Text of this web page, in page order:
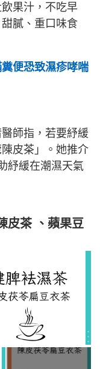
果汁，不吃早
膩、重口味食
便恐致濕疹哮喘
師指，若要紓緩
皮茶」。她推介
紓緩在潮濕天氣
皮茶 、蘋果豆